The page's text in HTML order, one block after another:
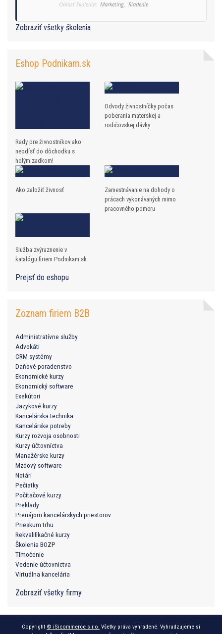
Oblasť školenia: Marketing, Riadenie
Zobraziť všetky školenia
Eshop Podnikam.sk
Rady pre živnostníkov ako
neodísť do dôchodku s
holým zadkom!
Odvody živnostníčky počas
poberania materskej a
rodičovskej dávky
Ako založiť živnosť
Zamestnávanie na dohody o
prácach vykonávaných mimo
pracovného pomeru
Služba zvýraznenie v
katalógu firiem Podnikam.sk
Prejsť do eshopu
Zoznam firiem B2B
Administratívne služby
Advokáti
CRM systémy
Daňové poradenstvo
Ekonomické kurzy
Ekonomický software
Exekútori
Jazykové kurzy
Kancelárska technika
Kancelárske potreby
Kurzy rozvoja osobnosti
Kurzy účtovníctva
Manažérske kurzy
Mzdový software
Notári
Pečiatky
Počítačové kurzy
Preklady
Prenájom kancelárskych priestorov
Prieskum trhu
Rekvalifikačné kurzy
Školenia BOZP
Tlmočenie
Vedenie účtovníctva
Virtuálna kancelária
Zobraziť všetky firmy
Copyright © iSicommerce s.r.o. Všetky práva vyhradené. Vyhradzujeme si